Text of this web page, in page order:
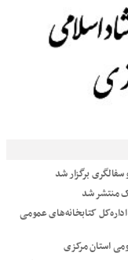
برگزار شد
منتشر شد
کتابخانه‌های عمومی
استان مرکزی